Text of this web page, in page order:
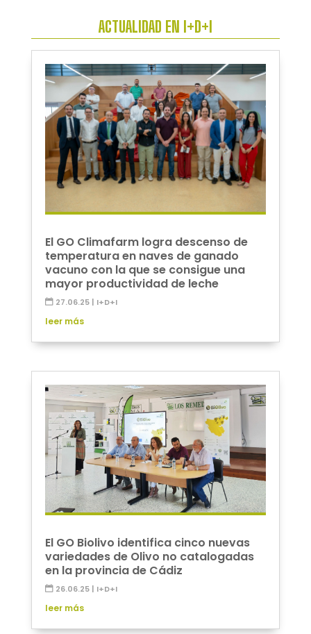
ACTUALIDAD EN I+D+I
El GO Climafarm logra descenso de
temperatura en naves de ganado
vacuno con la que se consigue una
mayor productividad de leche
27.06.25| I+D+I
leer más
El GO Biolivo identifica cinco nuevas
variedades de Olivo no catalogadas
en la provincia de Cádiz
26.06.25| I+D+I
leer más